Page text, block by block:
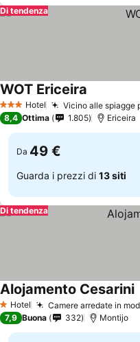
Di tendenza
3 StelleHotel Vicino alle spiagge
WOT Ericeira
8,4 Ottima 1.805 Ericeira
Da 49 €
Guarda i prezzi di 13 siti
Di tendenza
1 Stelle
Hotel Camere arredate in
Alojamento Cesarini
7,9 Buona 332 Montijo